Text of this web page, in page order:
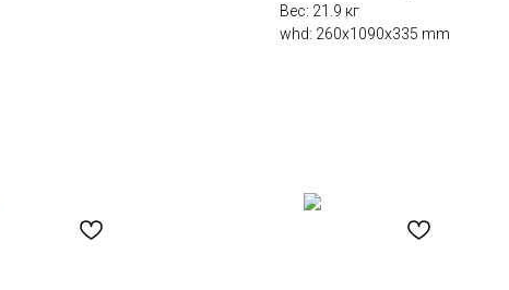
Вес: 21.9 кг
whd: 260x1090x335 mm